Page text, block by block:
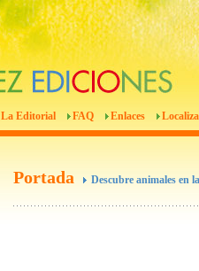
La Editorial FAQ Enlaces
Portada Descubre animales en